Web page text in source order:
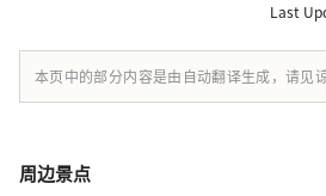
Last
本页中的部分内容是由自动翻译生成，请见谅
周边景点